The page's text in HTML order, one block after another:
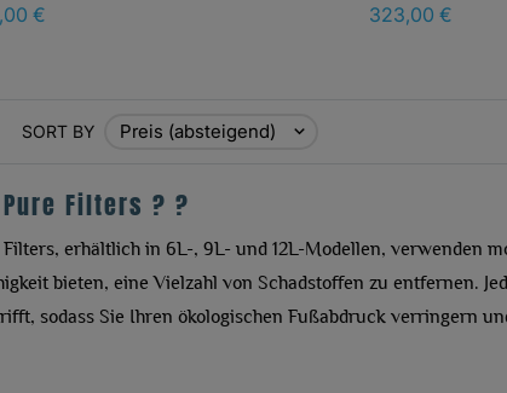
€ 323,00 €
SORT BY Preis (absteigend) 
Filters ? ?
erhältlich in 6L-, 9L- und 12L-Modellen, verwenden
bieten, eine Vielzahl von Schadstoffen zu entfernen.
sodass Sie Ihren ökologischen Fußabdruck verringern